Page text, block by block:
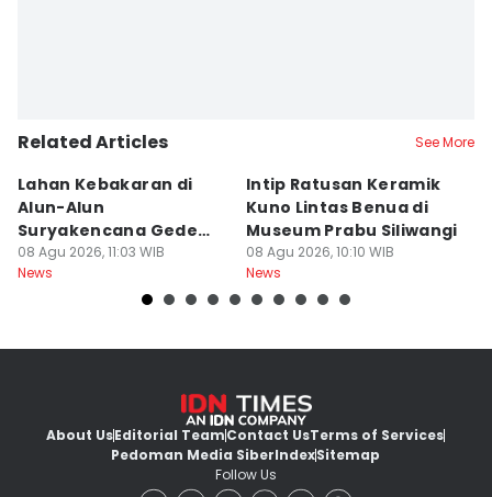
Related Articles See More
Lahan Kebakaran di
Alun-Alun
Suryakencana Gede
Pangrango Capai 1
Hektare
08 Agu 2026, 11:03 WIB
News
Intip Ratusan Keramik
Kuno Lintas Benua di
Museum Prabu Siliwangi
08 Agu 2026, 10:10 WIB
News
About UsEditorial TeamContact UsTerms of Services
Pedoman Media SiberIndexSitemap
Follow Us